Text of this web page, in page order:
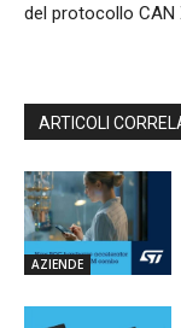
del protocollo CAN
ARTICOLI
AZIENDE